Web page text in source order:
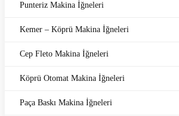
Punteriz Makina İğneleri
Kemer – Köprü Makina İğneleri
Cep Fleto Makina İğneleri
Köprü Otomat Makina İğneleri
Paça Baskı Makina İğneleri